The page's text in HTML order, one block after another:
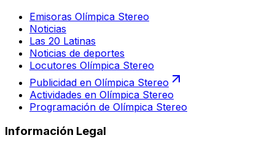
Emisoras Olímpica Stereo
Noticias
Las 20 Latinas
Noticias de deportes
Locutores Olímpica Stereo
Publicidad en Olímpica Stereo
Actividades en Olímpica Stereo
Programación de Olímpica Stereo
Información Legal